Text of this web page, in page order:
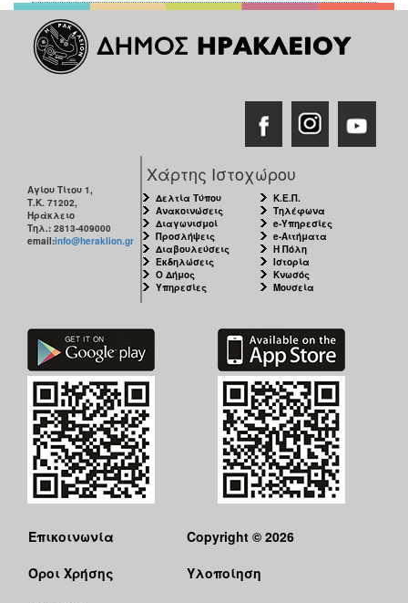
ΗΡΑΚΛΕΙΟ
Αγίου Τίτου 1,
Τ.Κ. 71202,
Ηράκλειο
Τηλ.: 2813-409000
email:info@heraklion.gr
Χάρτης Ιστοχώρου
Δελτία Τύπου
Ανακοινώσεις
Διαγωνισμοί
Προσλήψεις
Διαβουλεύσεις
Εκδηλώσεις
Ο Δήμος
Υπηρεσίες
Κ.Ε.Π.
Τηλέφωνα
e-Υπηρεσίες
e-Αιτήματα
Η Πόλη
Ιστορία
Κνωσός
Μουσεία
Επικοινωνία
Όροι Χρήσης
Copyright © 2026
Υλοποίηση